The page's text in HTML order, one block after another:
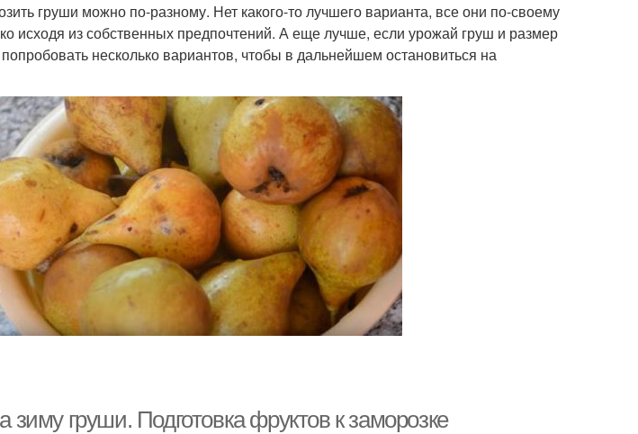
груши можно по-разному. Нет какого-то лучшего варианта, все они по-своему
исходя из собственных предпочтений. А еще лучше, если урожай груш и размер
несколько вариантов, чтобы в дальнейшем остановиться на
груши. Подготовка фруктов к заморозке